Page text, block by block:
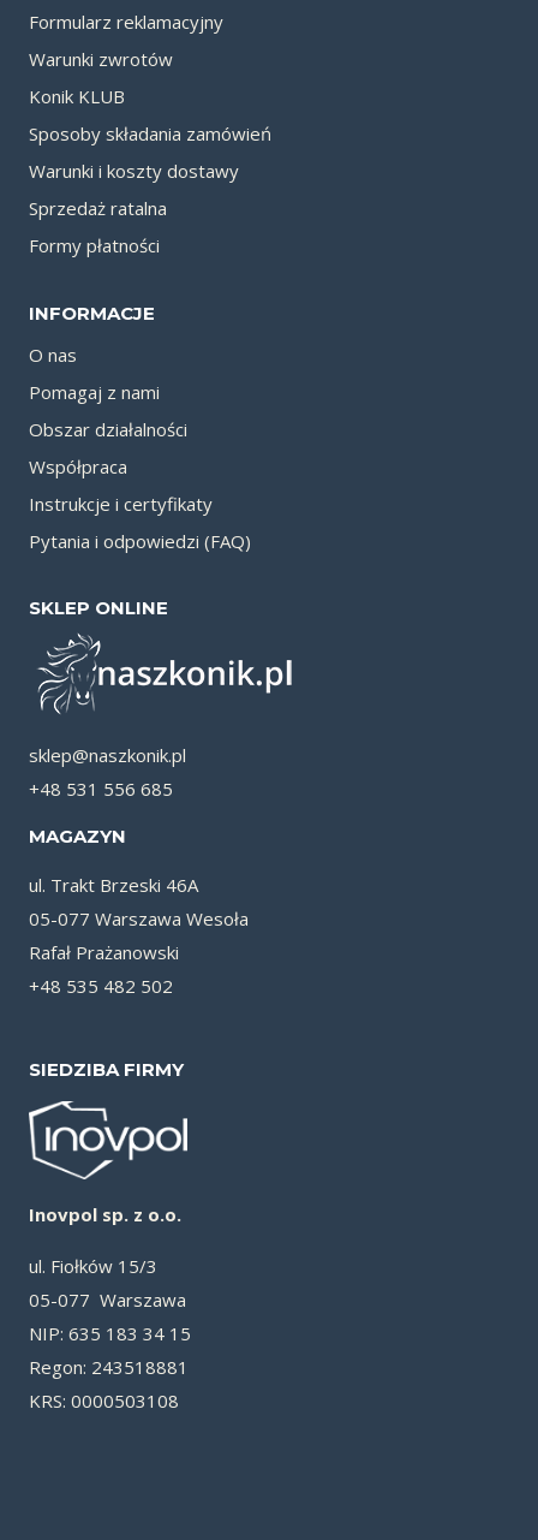
Formularz reklamacyjny
Warunki zwrotów
Konik KLUB
Sposoby składania zamówień
Warunki i koszty dostawy
Sprzedaż ratalna
Formy płatności
INFORMACJE
O nas
Pomagaj z nami
Obszar działalności
Współpraca
Instrukcje i certyfikaty
Pytania i odpowiedzi (FAQ)
SKLEP ONLINE
sklep@naszkonik.pl
+48 531 556 685
MAGAZYN
ul. Trakt Brzeski 46A
05-077 Warszawa Wesoła
Rafał Prażanowski
+48 535 482 502
SIEDZIBA FIRMY
Inovpol sp. z o.o.
ul. Fiołków 15/3
05-077 Warszawa
NIP: 635 183 34 15
Re­gon: 243518881
KRS: 0000503108